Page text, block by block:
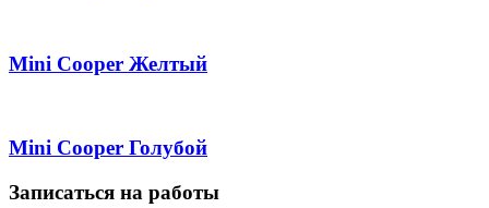
Mini Cooper Желтый
Mini Cooper Голубой
Записаться на работы